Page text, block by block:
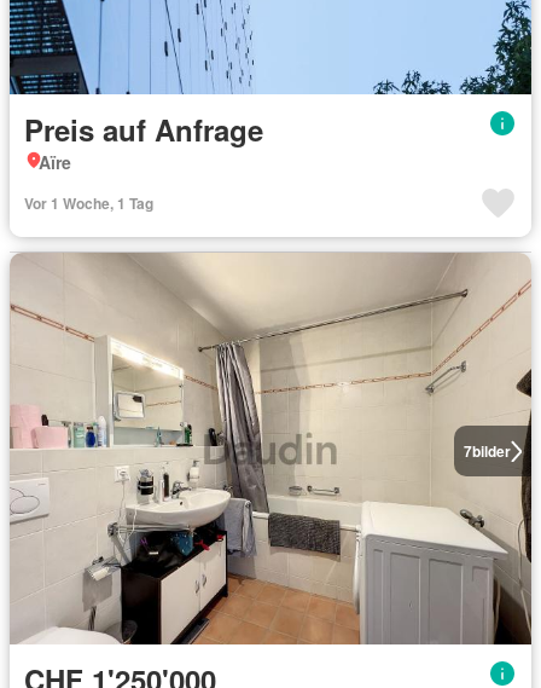
Preis auf Anfrage
Aïre
Vor 1 Woche, 1 Tag
7bilder
CHF 1'250'000